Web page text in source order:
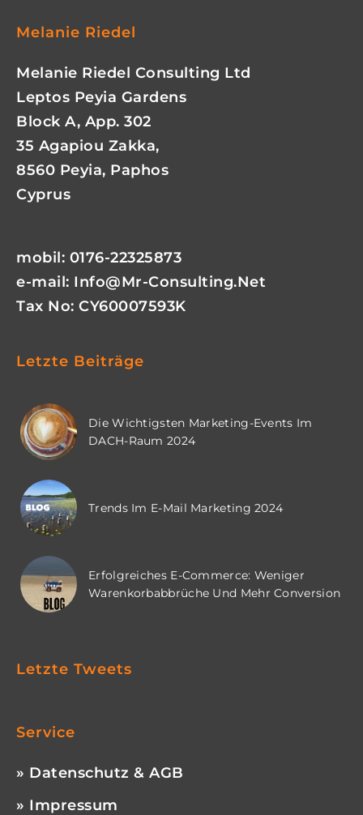
Melanie Riedel
Melanie Riedel Consulting Ltd
Leptos Peyia Gardens
Block A, App. 302
35 Agapiou Zakka,
8560 Peyia, Paphos
Cyprus
mobil: 0176-22325873
e-mail: Info@mr-Consulting.net
Tax No: CY60007593K
Letzte Beiträge
Die Wichtigsten Marketing-Events Im
DACH-Raum 2024
Trends Im E-Mail Marketing 2024
Erfolgreiches E-Commerce: Weniger
Warenkorbabbrüche Und Mehr Conversion
Letzte Tweets
Service
» Datenschutz & AGB
» Impressum